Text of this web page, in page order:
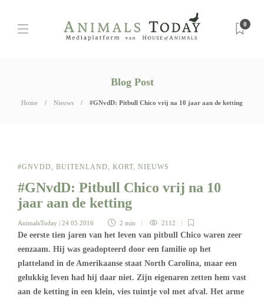
0
Blog Post
Home Nieuws #GNvdD: Pitbull Chico vrij na 10 jaar aan de ketting
#GNVDD, BUITENLAND, KORT, NIEUWS
#GNvdD: Pitbull Chico vrij na 10
jaar aan de ketting
AnimalsToday | 24 05 2016 2 min 2112
De eerste tien jaren van het leven van pitbull Chico waren zeer
eenzaam. Hij was geadopteerd door een familie op het
platteland in de Amerikaanse staat North Carolina, maar een
gelukkig leven had hij daar niet. Zijn eigenaren zetten hem vast
aan de ketting in een klein, vies tuintje vol met afval. Het arme